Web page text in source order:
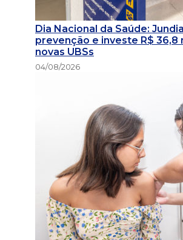
Dia Nacional da Saúde:
prevenção e investe R$ 36,8
novas UBSs
04/08/2026